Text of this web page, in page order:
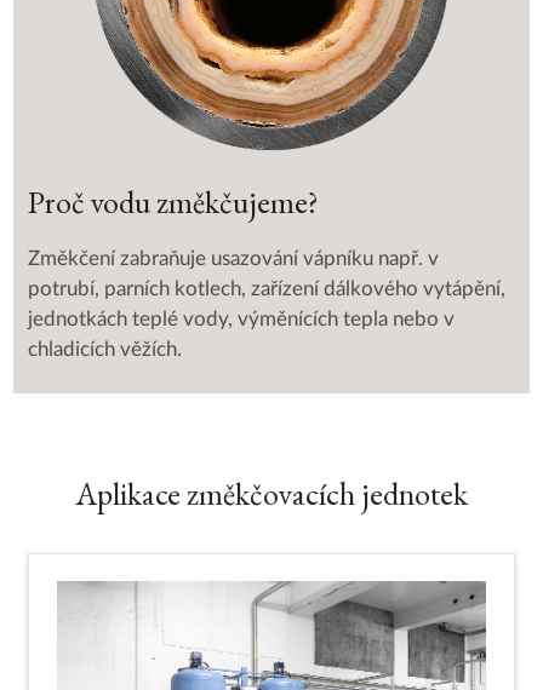
Proč vodu změkčujeme?
Změkčení zabraňuje usazování vápníku např. v
potrubí, parních kotlech, zařízení dálkového vytápění,
jednotkách teplé vody, výměnících tepla nebo v
chladicích věžích.
Aplikace změkčovacích jednotek